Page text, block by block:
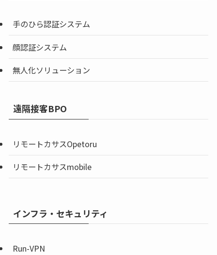
手のひら認証システム
顔認証システム
無人化ソリューション
遠隔接客BPO
リモートカサスOpetoru
リモートカサスmobile
インフラ・セキュリティ
Run-VPN